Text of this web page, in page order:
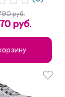
руб.
руб.